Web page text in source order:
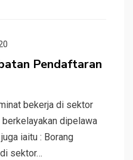
Pendaftaran
bekerja di sektor
berkelayakan dipelawa
iaitu : Borang
sektor…